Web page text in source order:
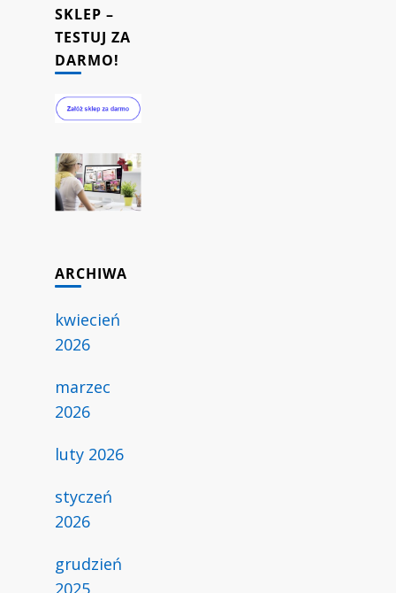
SKLEP –
TESTUJ ZA
DARMO!
ARCHIWA
kwiecień
2026
marzec
2026
luty 2026
styczeń
2026
grudzień
2025